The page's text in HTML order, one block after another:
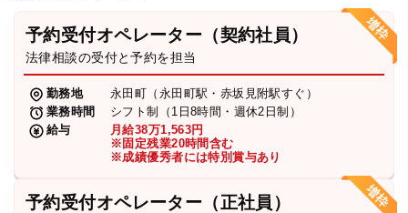
予約受付オペレーター（契約社員）
法律相談の受付と予約を担当
勤務地
永田町（永田町駅・赤坂見附駅すぐ）
業務時間
シフト制（1日8時間・週休2日制）
給与
月給38万1,563円
※固定残業20時間含む
※成績優秀者には特別賞与あり
予約受付オペレーター（正社員）